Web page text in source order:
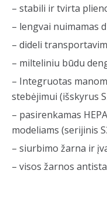
– stabili ir tvirta
– lengvai nuimamas
– dideli
– milteliniu būdu
– Integruotas
stebėjimui (išskyrus
– pasirenkamas
modeliams (serijinis
– siurbimo žarna ir
– visos žarnos